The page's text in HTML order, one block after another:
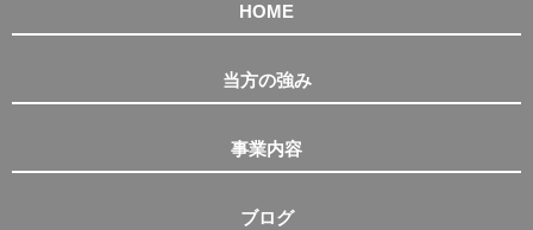
HOME
当方の強み
事業内容
ブログ